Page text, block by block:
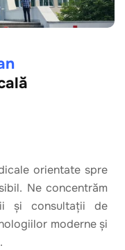
orientate spre
Ne concentrăm
și consultații de
moderne și